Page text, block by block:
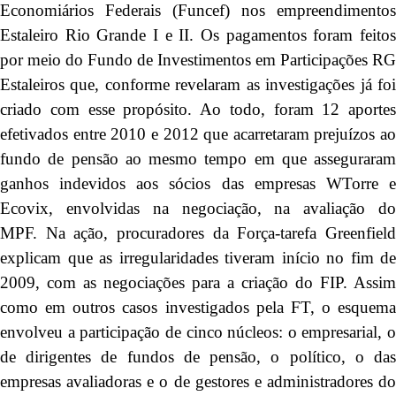
Economiários Federais (Funcef) nos empreendimentos
Estaleiro Rio Grande I e II. Os pagamentos foram feitos
por meio do Fundo de Investimentos em Participações RG
Estaleiros que, conforme revelaram as investigações já foi
criado com esse propósito. Ao todo, foram 12 aportes
efetivados entre 2010 e 2012 que acarretaram prejuízos ao
fundo de pensão ao mesmo tempo em que asseguraram
ganhos indevidos aos sócios das empresas WTorre e
Ecovix, envolvidas na negociação, na avaliação do
MPF. Na ação, procuradores da Força-tarefa Greenfield
explicam que as irregularidades tiveram início no fim de
2009, com as negociações para a criação do FIP. Assim
como em outros casos investigados pela FT, o esquema
envolveu a participação de cinco núcleos: o empresarial, o
de dirigentes de fundos de pensão, o político, o das
empresas avaliadoras e o de gestores e administradores do